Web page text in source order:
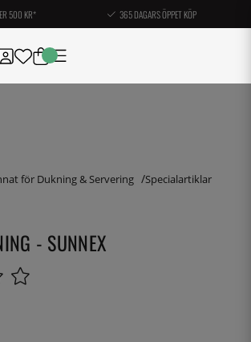
500 KR* 365 DAGARS ÖPPET KÖP
för Dukning & Servering Specialartiklar
- SUNNEX